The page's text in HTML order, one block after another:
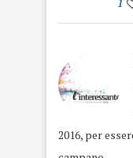
2016, per